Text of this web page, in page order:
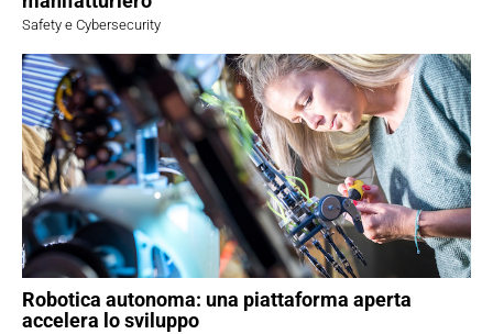
Safety e Cybersecurity
Robotica autonoma: una piattaforma aperta
accelera lo sviluppo